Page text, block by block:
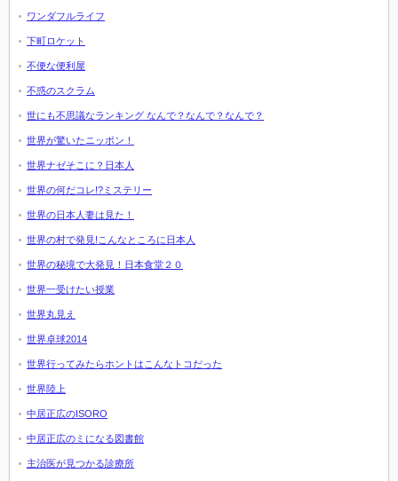
ワンダフルライフ
下町ロケット
不便な便利屋
不惑のスクラム
世にも不思議なランキング なんで？なんで？なんで？
世界が驚いたニッポン！
世界ナゼそこに？日本人
世界の何だコレ!?ミステリー
世界の日本人妻は見た！
世界の村で発見!こんなところに日本人
世界の秘境で大発見！日本食堂２０
世界一受けたい授業
世界丸見え
世界卓球2014
世界行ってみたらホントはこんなトコだった
世界陸上
中居正広のISORO
中居正広のミになる図書館
主治医が見つかる診療所